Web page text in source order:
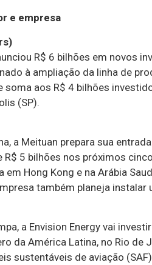
e empresa
R$ 6 bilhões em novos
à ampliação da linha de
soma aos R$ 4 bilhões
(SP).
a Meituan prepara sua
5 bilhões nos próximos
em Hong Kong e na Arábia
também planeja instalar
a Envision Energy vai
da América Latina, no Rio de
sustentáveis de aviação